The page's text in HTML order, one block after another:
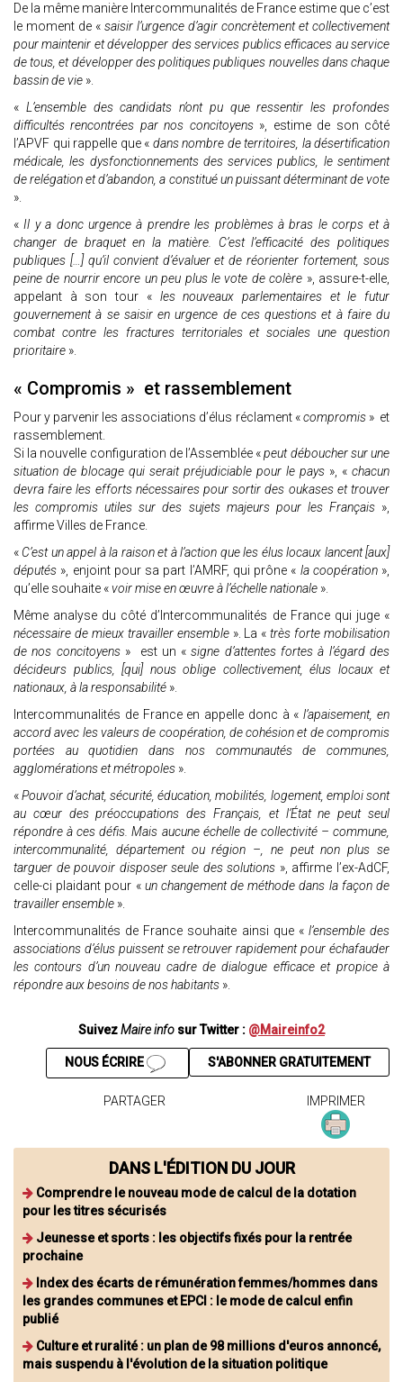
De la même manière Intercommunalités de France estime que c’est
le moment de « saisir l’urgence d’agir concrètement et collectivement
pour maintenir et développer des services publics efficaces au service
de tous, et développer des politiques publiques nouvelles dans chaque
bassin de vie ».
« L’ensemble des candidats n’ont pu que ressentir les profondes
difficultés rencontrées par nos concitoyens », estime de son côté
l’APVF qui rappelle que « dans nombre de territoires, la désertification
médicale, les dysfonctionnements des services publics, le sentiment
de relégation et d’abandon, a constitué un puissant déterminant de vote
».
« Il y a donc urgence à prendre les problèmes à bras le corps et à
changer de braquet en la matière. C’est l’efficacité des politiques
publiques […] qu’il convient d’évaluer et de réorienter fortement, sous
peine de nourrir encore un peu plus le vote de colère », assure-t-elle,
appelant à son tour «les nouveaux parlementaires et le futur
gouvernement à se saisir en urgence de ces questions et à faire du
combat contre les fractures territoriales et sociales une question
prioritaire ».
« Compromis » et rassemblement
Pour y parvenir les associations d’élus réclament «compromis » et
rassemblement.
Si la nouvelle configuration de l’Assemblée «peut déboucher sur une
situation de blocage qui serait préjudiciable pour le pays », « chacun
devra faire les efforts nécessaires pour sortir des oukases et trouver
les compromis utiles sur des sujets majeurs pour les Français»,
affirme Villes de France.
« C’est un appel à la raison et à l’action que les élus locaux lancent [aux]
députés », enjoint pour sa part l’AMRF, qui prône « la coopération »,
qu’elle souhaite «voir mise en œuvre à l’échelle nationale ».
Même analyse du côté d’Intercommunalités de France qui juge «
nécessaire de mieux travailler ensemble ». La «très forte mobilisation
de nos concitoyens» est un «signe d’attentes fortes à l’égard des
décideurs publics, [qui] nous oblige collectivement, élus locaux et
nationaux, à la responsabilité ».
Intercommunalités de France en appelle donc à « l’apaisement, en
accord avec les valeurs de coopération, de cohésion et de compromis
portées au quotidien dans nos communautés de communes,
agglomérations et métropoles ».
«Pouvoir d’achat, sécurité, éducation, mobilités, logement, emploi sont
au cœur des préoccupations des Français, et l’État ne peut seul
répondre à ces défis. Mais aucune échelle de collectivité – commune,
intercommunalité, département ou région –, ne peut non plus se
targuer de pouvoir disposer seule des solutions », affirme l’ex-AdCF,
celle-ci plaidant pour « un changement de méthode dans la façon de
travailler ensemble ».
Intercommunalités de France souhaite ainsi que «l’ensemble des
associations d’élus puissent se retrouver rapidement pour échafauder
les contours d’un nouveau cadre de dialogue efficace et propice à
répondre aux besoins de nos habitants ».
SuivezMaire info sur Twitter : @Maireinfo2
S'ABONNER GRATUITEMENT
NOUS ÉCRIRE
PARTAGER IMPRIMER
DANS L'ÉDITION DU JOUR
Comprendre le nouveau mode de calcul de la dotation
pour les titres sécurisés
Jeunesse et sports : les objectifs fixés pour la rentrée
prochaine
Index des écarts de rémunération femmes/hommes dans
les grandes communes et EPCI : le mode de calcul enfin
publié
Culture et ruralité : un plan de 98 millions d'euros annoncé,
mais suspendu à l'évolution de la situation politique